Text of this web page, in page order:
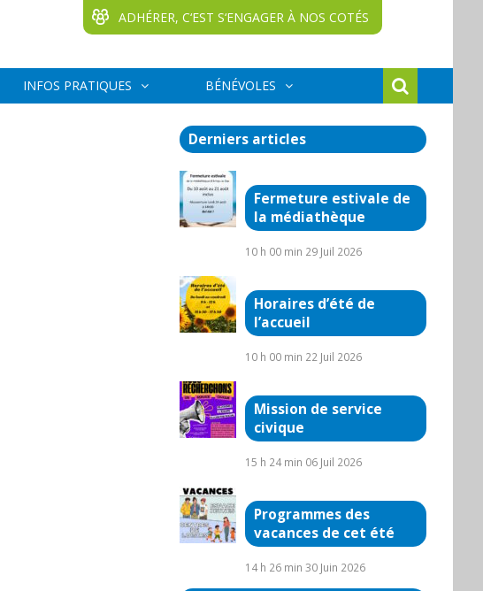
ADHÉRER, C‘EST S‘ENGAGER À NOS COTÉS
INFOS PRATIQUES BÉNÉVOLES
Derniers articles
Fermeture estivale de
la médiathèque
10 h 00 min 29 Juil 2026
Horaires d’été de
l’accueil
10 h 00 min 22 Juil 2026
Mission de service
civique
15 h 24 min 06 Juil 2026
Programmes des
vacances de cet été
14 h 26 min 30 Juin 2026